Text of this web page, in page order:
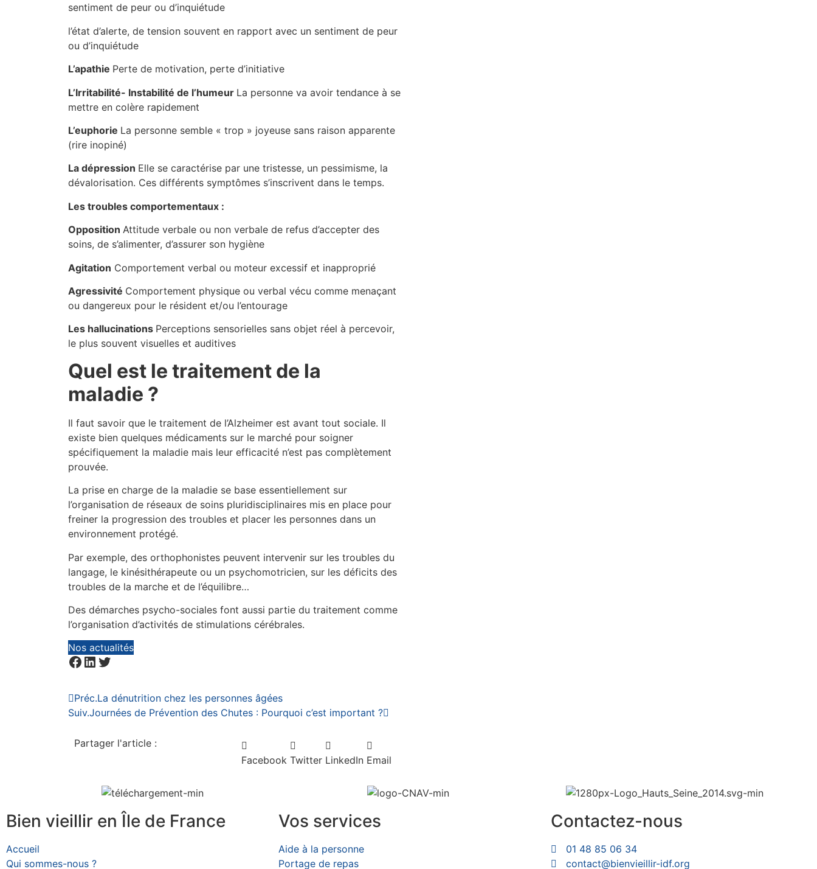
sentiment de peur ou d’inquiétude
l’état d’alerte, de tension souvent en rapport avec un sentiment de peur
ou d’inquiétude
L’apathie Perte de motivation, perte d’initiative
L’Irritabilité- Instabilité de l’humeur La personne va avoir tendance à se
mettre en colère rapidement
L’euphorie La personne semble « trop » joyeuse sans raison apparente
(rire inopiné)
La dépression Elle se caractérise par une tristesse, un pessimisme, la
dévalorisation. Ces différents symptômes s’inscrivent dans le temps.
Les troubles comportementaux :
Opposition Attitude verbale ou non verbale de refus d’accepter des
soins, de s’alimenter, d’assurer son hygiène
Agitation Comportement verbal ou moteur excessif et inapproprié
Agressivité Comportement physique ou verbal vécu comme menaçant
ou dangereux pour le résident et/ou l’entourage
Les hallucinations Perceptions sensorielles sans objet réel à percevoir,
le plus souvent visuelles et auditives
Quel est le traitement de la
maladie ?
Il faut savoir que le traitement de l’Alzheimer est avant tout sociale. Il
existe bien quelques médicaments sur le marché pour soigner
spécifiquement la maladie mais leur efficacité n’est pas complètement
prouvée.
La prise en charge de la maladie se base essentiellement sur
l’organisation de réseaux de soins pluridisciplinaires mis en place pour
freiner la progression des troubles et placer les personnes dans un
environnement protégé.
Par exemple, des orthophonistes peuvent intervenir sur les troubles du
langage, le kinésithérapeute ou un psychomotricien, sur les déficits des
troubles de la marche et de l’équilibre…
Des démarches psycho-sociales font aussi partie du traitement comme
l’organisation d’activités de stimulations cérébrales.
Nos actualités
Préc.La dénutrition chez les personnes âgées
Suiv.Journées de Prévention des Chutes : Pourquoi c’est important ?
Partager l'article :
Facebook Twitter LinkedIn Email
Bien vieillir en Île de France
Accueil
Qui sommes-nous ?
Vos services
Aide à la personne
Portage de repas
Contactez-nous
01 48 85 06 34
contact@bienvieillir-idf.org